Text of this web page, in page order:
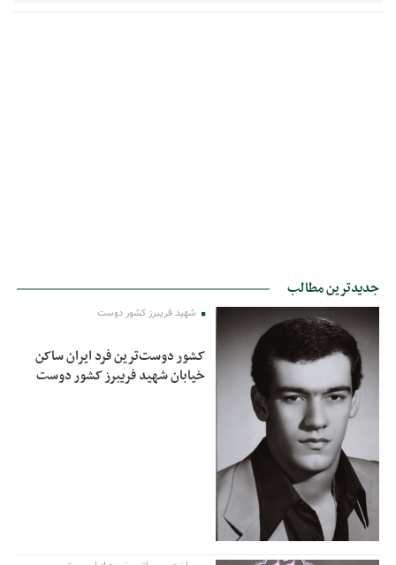
جدیدترین مطالب
شهید فریبرز کشور دوست
کشور دوست‌ترین فرد ایران ساکن
خیابان شهید فریبرز کشور دوست